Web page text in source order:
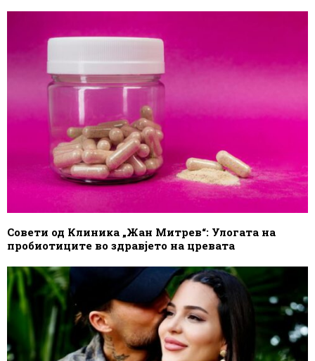
Совети од Клиника „Жан Митрев“: Улогата на
пробиотиците во здравјето на цревата